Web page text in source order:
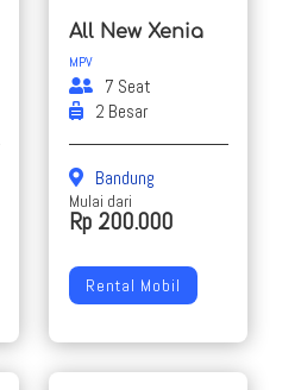
All New Xenia
MPV
7 Seat
2 Besar
Bandung
Mulai dari
Rp 200.000
Rental Mobil